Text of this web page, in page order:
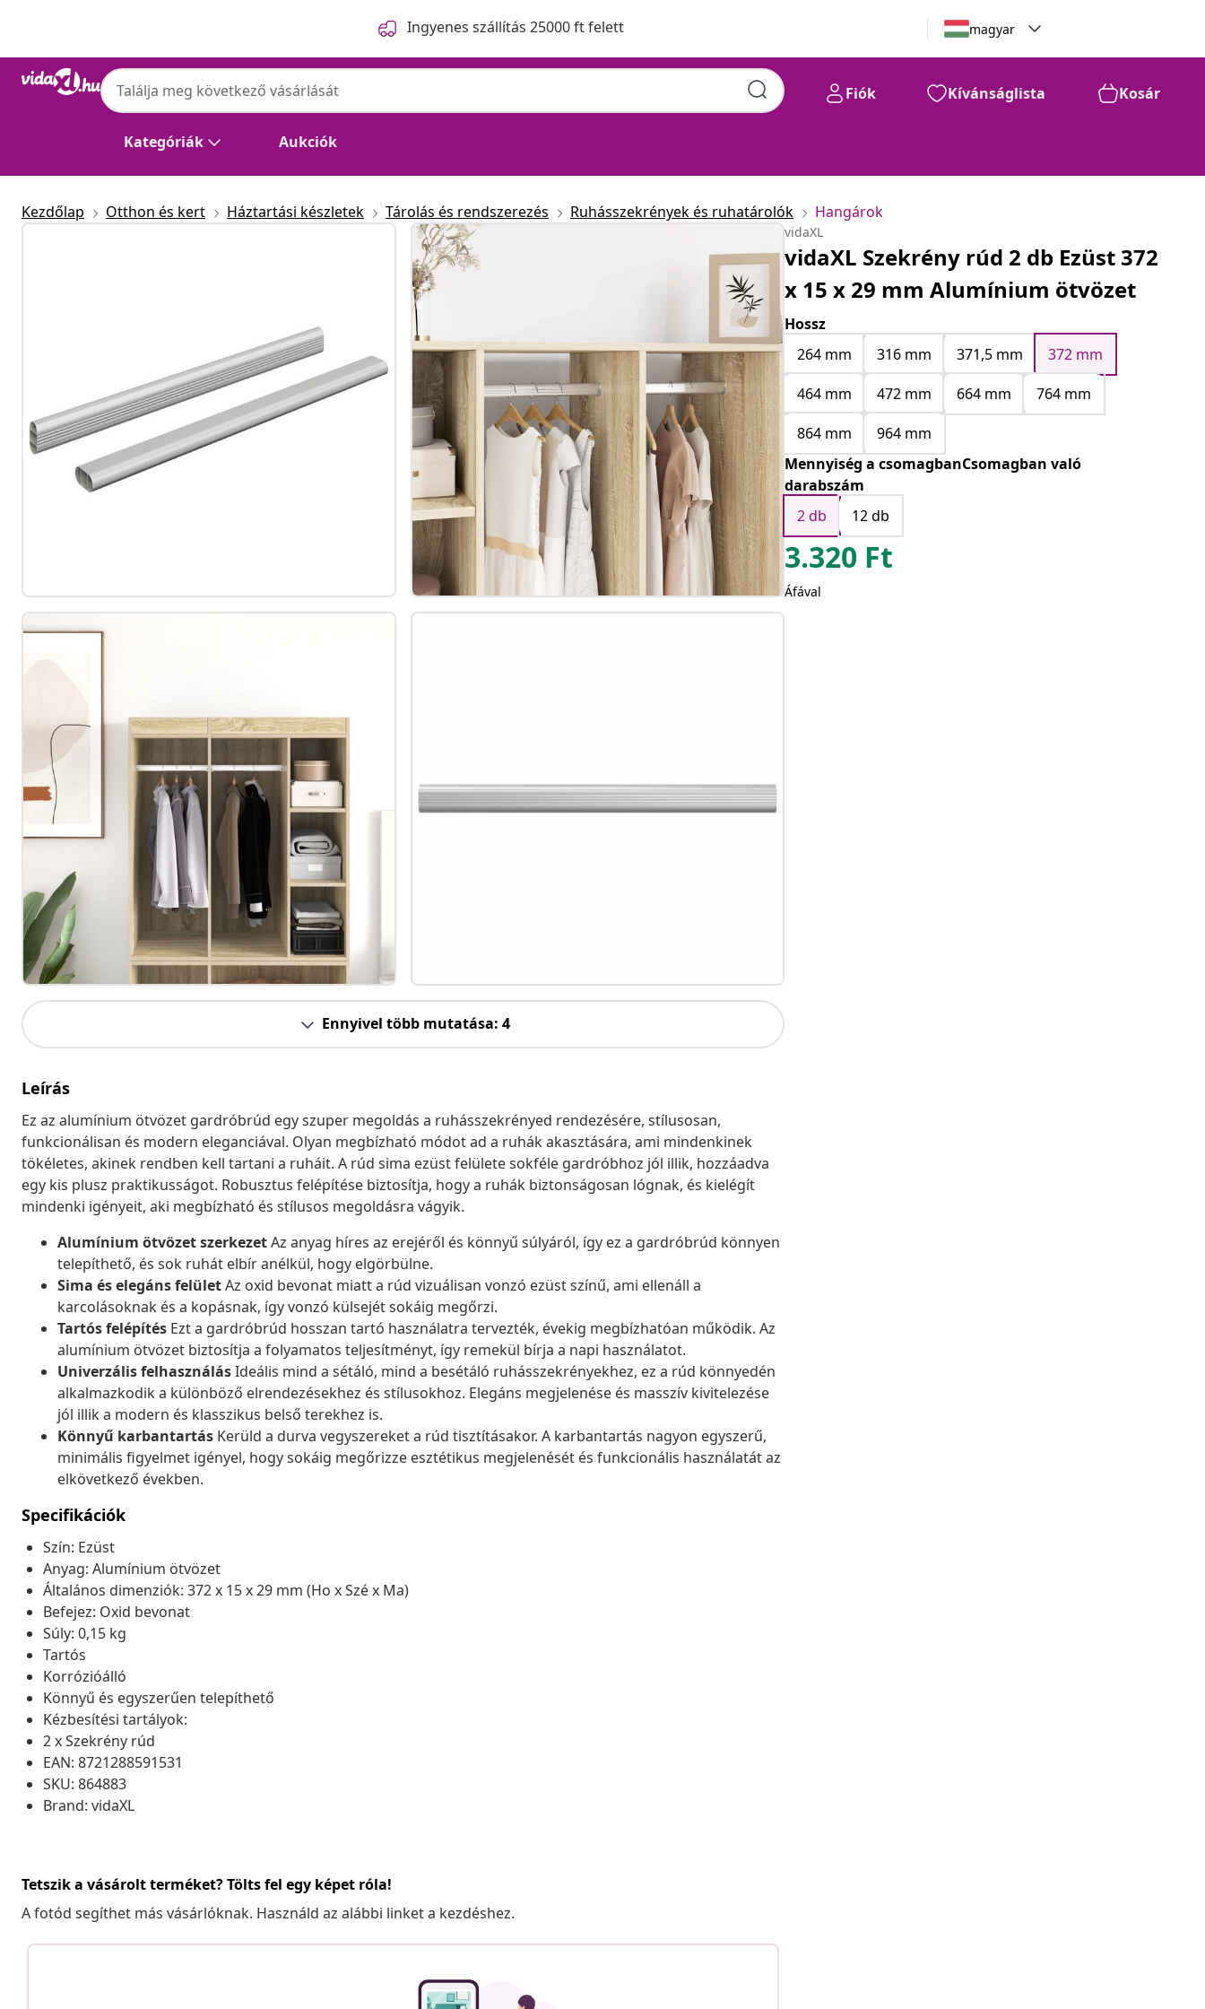
Ingyenes szállítás 25000 ft felett magyar
Kategóriák Aukciók
Fiók Kívánságlista Kosár
Kezdőlap Otthon és kert Háztartási készletek Tárolás és rendszerezés Ruhásszekrények és ruhatárolók Hangárok
Ennyivel több mutatása: 4
Leírás
Ez az alumínium ötvözet gardróbrúd egy szuper megoldás a ruhásszekrényed rendezésére, stílusosan,
funkcionálisan és modern eleganciával. Olyan megbízható módot ad a ruhák akasztására, ami mindenkinek
tökéletes, akinek rendben kell tartani a ruháit. A rúd sima ezüst felülete sokféle gardróbhoz jól illik, hozzáadva
egy kis plusz praktikusságot. Robusztus felépítése biztosítja, hogy a ruhák biztonságosan lógnak, és kielégít
mindenki igényeit, aki megbízható és stílusos megoldásra vágyik.
Alumínium ötvözet szerkezetAz anyag híres az erejéről és könnyű súlyáról, így ez a gardróbrúd könnyen
telepíthető, és sok ruhát elbír anélkül, hogy elgörbülne.
Sima és elegáns felületAz oxid bevonat miatt a rúd vizuálisan vonzó ezüst színű, ami ellenáll a
karcolásoknak és a kopásnak, így vonzó külsejét sokáig megőrzi.
Tartós felépítés Ezt a gardróbrúd hosszan tartó használatra tervezték, évekig megbízhatóan működik. Az
alumínium ötvözet biztosítja a folyamatos teljesítményt, így remekül bírja a napi használatot.
Univerzális felhasználásIdeális mind a sétáló, mind a besétáló ruhásszekrényekhez, ez a rúd könnyedén
alkalmazkodik a különböző elrendezésekhez és stílusokhoz. Elegáns megjelenése és masszív kivitelezése
jól illik a modern és klasszikus belső terekhez is.
Könnyű karbantartás Kerüld a durva vegyszereket a rúd tisztításakor. A karbantartás nagyon egyszerű,
minimális figyelmet igényel, hogy sokáig megőrizze esztétikus megjelenését és funkcionális használatát az
elkövetkező években.
Specifikációk
Szín: Ezüst
Anyag: Alumínium ötvözet
Általános dimenziók: 372 x 15 x 29 mm (Ho x Szé x Ma)
Befejez: Oxid bevonat
Súly: 0,15 kg
Tartós
Korrózióálló
Könnyű és egyszerűen telepíthető
Kézbesítési tartályok:
2 x Szekrény rúd
EAN: 8721288591531
SKU: 864883
Brand: vidaXL
Tetszik a vásárolt terméket? Tölts fel egy képet róla!
A fotód segíthet más vásárlóknak. Használd az alábbi linket a kezdéshez.
vidaXL
vidaXL Szekrény rúd 2 db Ezüst 372
x 15 x 29 mm Alumínium ötvözet
Hossz
264 mm
316 mm 371,5 mm
372 mm
464 mm
472 mm 664 mm
764 mm
864 mm
964 mm
Mennyiség a csomagbanCsomagban való
darabszám
2 db
12 db
3.320 Ft
Áfával